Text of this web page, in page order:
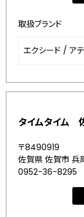
取扱ブランド
エクシード / ア
タイムタイム
〒8490919
佐賀県 佐賀市 兵
0952-36-8295